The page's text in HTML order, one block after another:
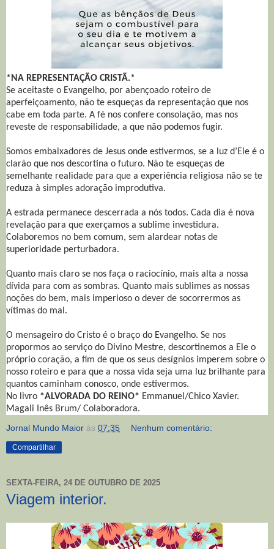
*NA REPRESENTAÇÃO CRISTÃ.*
Se aceitaste o Evangelho, por abençoado roteiro de
aperfeiçoamento, não te esqueças da representação que nos
cabe em toda parte. A fé nos confere consolação, mas nos
reveste de responsabilidade, a que não podemos fugir.
Somos embaixadores de Jesus onde estivermos, se a luz d’Ele é o
clarão que nos descortina o futuro. Não te esqueças de
semelhante realidade para que a experiência religiosa não se te
reduza à simples adoração improdutiva.
A estrada permanece descerrada a nós todos. Cada dia é nova
revelação para que exerçamos a sublime investidura.
Colaboremos no bem comum, sem alardear notas de
superioridade perturbadora.
Quanto mais claro se nos faça o raciocínio, mais alta a nossa
dívida para com as sombras. Quanto mais sublimes as nossas
noções do bem, mais imperioso o dever de socorrermos as
vítimas do mal.
O mensageiro do Cristo é o braço do Evangelho. Se nos
propormos ao serviço do Divino Mestre, descortinemos a Ele o
próprio coração, a fim de que os seus desígnios imperem sobre o
nosso roteiro e para que a nossa vida seja uma luz brilhante para
quantos caminham conosco, onde estivermos.
No livro *ALVORADA DO REINO* Emmanuel/Chico Xavier.
Magali Inês Brum/ Colaboradora.
Jornal Mundo Maior às 07:35 Nenhum comentário:
Compartilhar
SEXTA-FEIRA, 24 DE OUTUBRO DE 2025
Viagem interior.